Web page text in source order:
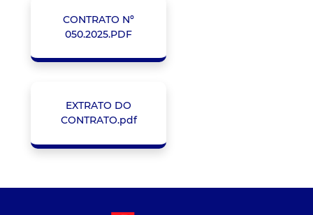
CONTRATO Nº
050.2025.PDF
EXTRATO DO
CONTRATO.pdf